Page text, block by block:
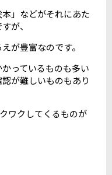
本」などがそれにあた
が、
が豊富なのです。
っているものも多い
が難しいものもあり
ワクしてくるものが